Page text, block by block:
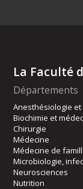
La Faculté
Départements
Anesthésiologie
Biochimie et
Chirurgie
Médecine
Médecine de
Microbiologie,
Neurosciences
Nutrition